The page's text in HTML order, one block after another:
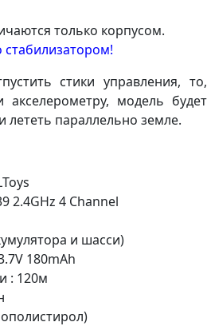
только корпусом.
стабилизатором!
стики управления, то,
акселерометру, модель будет
лететь параллельно земле.
2.4GHz 4 Channel
и шасси)
180mAh
: 120м